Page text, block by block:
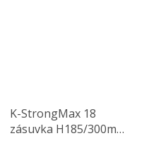
K-StrongMax 18
zásuvka H185/300mm